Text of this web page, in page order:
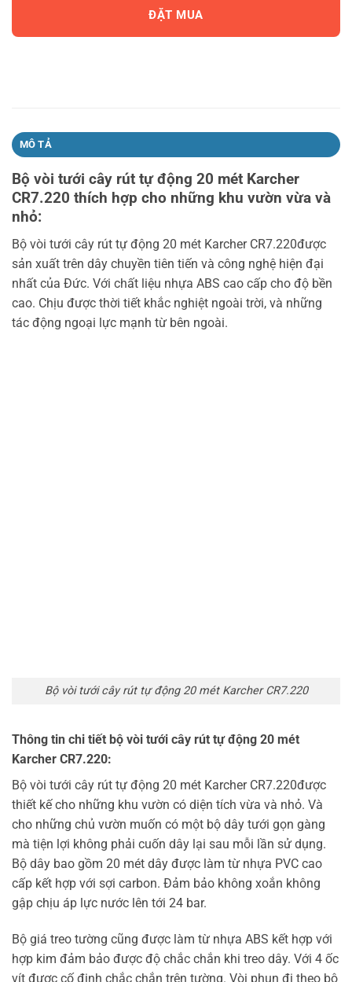
ĐẶT MUA
MÔ TẢ
Bộ vòi tưới cây rút tự động 20 mét Karcher
CR7.220 thích hợp cho những khu vườn vừa và
nhỏ:
Bộ vòi tưới cây rút tự động 20 mét Karcher CR7.220được
sản xuất trên dây chuyền tiên tiến và công nghệ hiện đại
nhất của Đức. Với chất liệu nhựa ABS cao cấp cho độ bền
cao. Chịu được thời tiết khắc nghiệt ngoài trời, và những
tác động ngoại lực mạnh từ bên ngoài.
Bộ vòi tưới cây rút tự động 20 mét Karcher CR7.220
Thông tin chi tiết bộ vòi tưới cây rút tự động 20 mét
Karcher CR7.220:
Bộ vòi tưới cây rút tự động 20 mét Karcher CR7.220được
thiết kế cho những khu vườn có diện tích vừa và nhỏ. Và
cho những chủ vườn muốn có một bộ dây tưới gọn gàng
mà tiện lợi không phải cuốn dây lại sau mỗi lần sử dụng.
Bộ dây bao gồm 20 mét dây được làm từ nhựa PVC cao
cấp kết hợp với sợi carbon. Đảm bảo không xoắn không
gập chịu áp lực nước lên tới 24 bar.
Bộ giá treo tường cũng được làm từ nhựa ABS kết hợp với
hợp kim đảm bảo được độ chắc chắn khi treo dây. Với 4 ốc
vít được cố định chắc chắn trên tường. Vòi phun đi theo bộ